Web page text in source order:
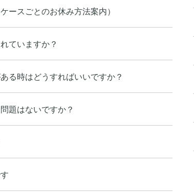
ースごとのお休み方法案内）
ていますか？
る時はどうすればいいですか？
題はないですか？